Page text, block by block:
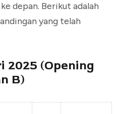
depan. Berikut adalah
yang telah
2025 (Opening
B)